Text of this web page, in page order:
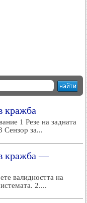
кражба
1 Резе на задната
Сензор за...
кражба —
валидността на
2....